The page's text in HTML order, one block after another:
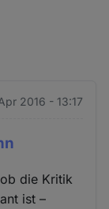
2016 - 13:17
die Kritik
ist –